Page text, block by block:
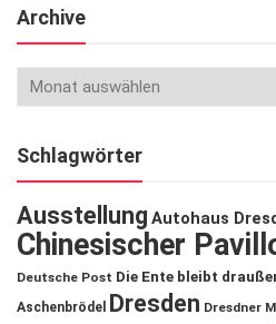
Archive
Schlagwörter
Ausstellung Autohaus
Chinesischer
Deutsche Post Die Ente bleibt
Aschenbrödel
Dresden Dresdner